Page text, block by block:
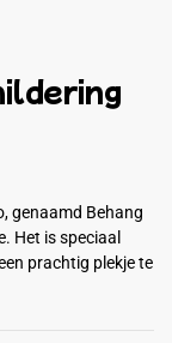
genaamd Behang
Het is speciaal
prachtig plekje te